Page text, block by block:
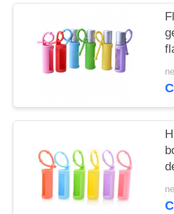
CONTACTEZ-
NOUS
NOUVELLES
CAS
DEMANDEZ